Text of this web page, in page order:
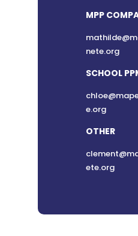
MPP
nete.org
SCHOOL
e.org
OTHER
ete.org